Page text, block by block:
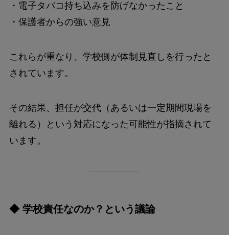
・電子タバコ持ち込みを防げなかったこと
・保護者からの強い意見
これらが重なり、学校側が体制見直しを行ったと
されています。
その結果、担任が交代（あるいは一定期間現場を
離れる）という対応になった可能性が指摘されて
います。
◆ 学校責任なのか？という議論